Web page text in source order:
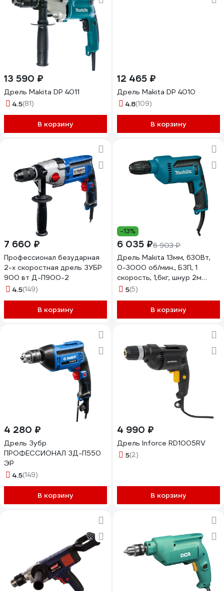
13 590 ₽
Дрель Makita DP 4011
4.5(81)
В корзину
12 465 ₽
Дрель Makita DP 4010
4.8(109)
В корзину
7 660 ₽
Профессионал безударная
2-х скоростная дрель ЗУБР
900 вт Д-П900-2
4.5(149)
В корзину
-13%
6 035 ₽6 903 ₽
Дрель Makita 13мм, 630Вт,
0-3000 об/мин., БЗП, 1
скорость, 1,6кг, шнур 2м
DP4021
5(5)
В корзину
4 280 ₽
Дрель Зубр
ПРОФЕССИОНАЛ ЗД-П550
ЭР
4.5(149)
В корзину
4 990 ₽
Дрель Inforce RD1005RV
5(2)
В корзину